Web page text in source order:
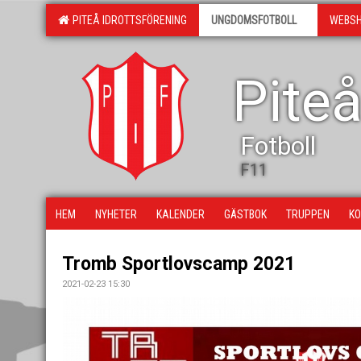
PITEÅ IDROTTSFÖRENING UNGDOMSFOTBOLL
Fotboll
F11
HEM NYHETER KALENDER GÄSTBOK TRUPPEN
Tromb Sportlovscamp 2021
2021-02-23 15:30